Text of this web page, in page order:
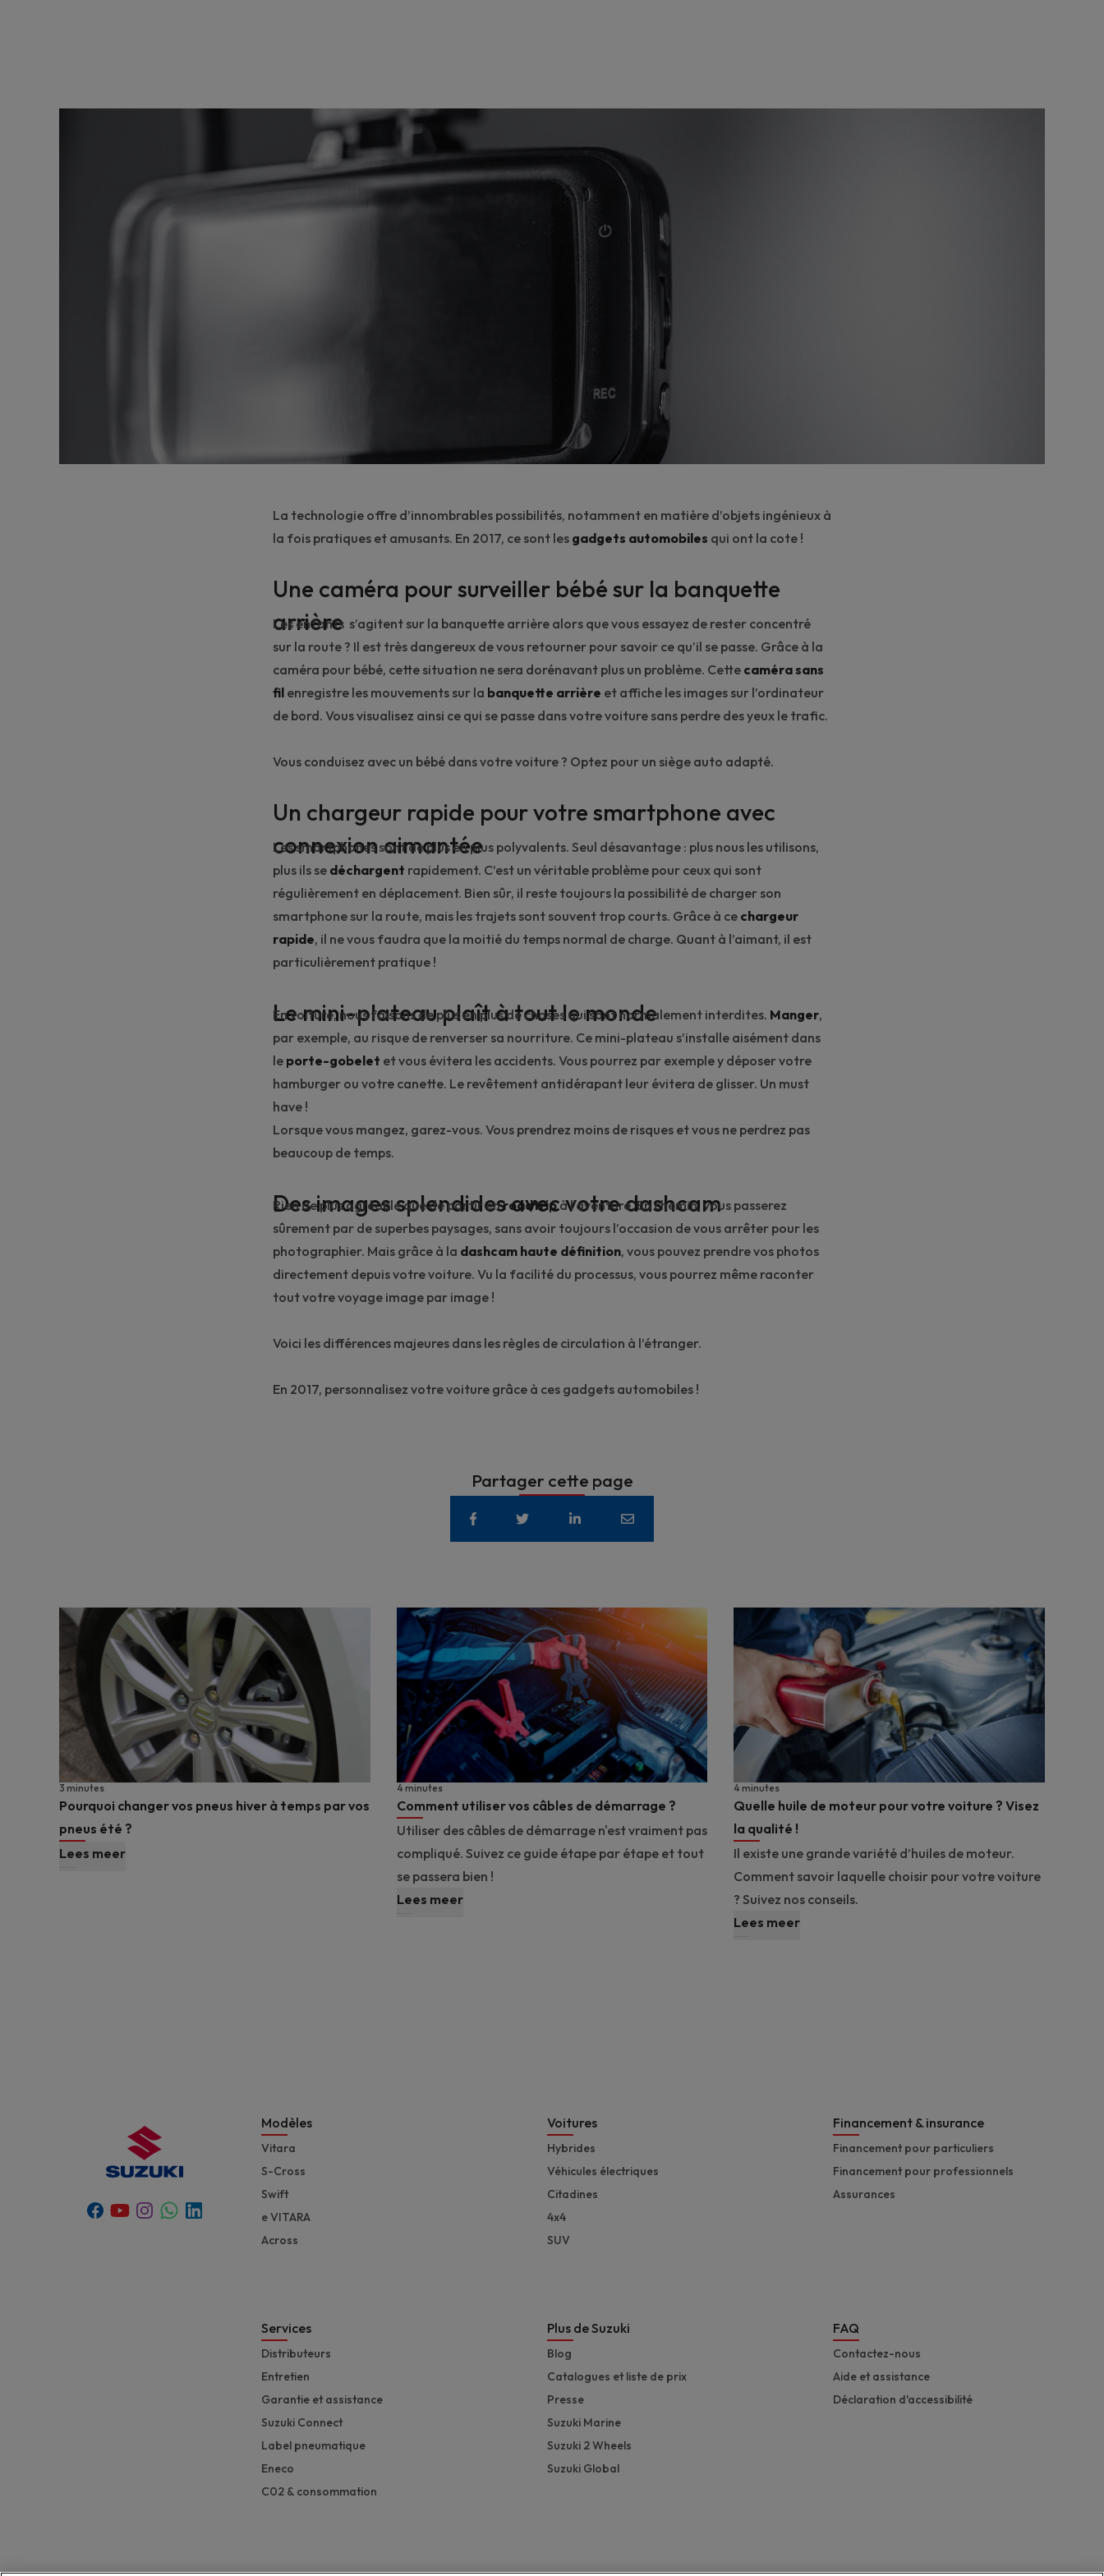
La technologie offre d’innombrables possibilités, notamment en matière d’objets ingénieux à
la fois pratiques et amusants. En 2017, ce sont les gadgets automobiles qui ont la cote !
Une caméra pour surveiller bébé sur la banquette
arrière
Les enfants s’agitent sur la banquette arrière alors que vous essayez de rester concentré
sur la route ? Il est très dangereux de vous retourner pour savoir ce qu’il se passe. Grâce à la
caméra pour bébé, cette situation ne sera dorénavant plus un problème. Cette caméra sans
fil enregistre les mouvements sur la banquette arrière et affiche les images sur l’ordinateur
de bord. Vous visualisez ainsi ce qui se passe dans votre voiture sans perdre des yeux le trafic.
Vous conduisez avec un bébé dans votre voiture ? Optez pour un siège auto adapté.
Un chargeur rapide pour votre smartphone avec
connexion aimantée
Les smartphones sont de plus en plus polyvalents. Seul désavantage : plus nous les utilisons,
plus ils se déchargent rapidement. C’est un véritable problème pour ceux qui sont
régulièrement en déplacement. Bien sûr, il reste toujours la possibilité de charger son
smartphone sur la route, mais les trajets sont souvent trop courts. Grâce à ce chargeur
rapide, il ne vous faudra que la moitié du temps normal de charge. Quant à l’aimant, il est
particulièrement pratique !
Le mini-plateau plaît à tout le monde
En voiture, nous faisons de plus en plus de choses qui sont normalement interdites. Manger,
par exemple, au risque de renverser sa nourriture. Ce mini-plateau s’installe aisément dans
le porte-gobelet et vous évitera les accidents. Vous pourrez par exemple y déposer votre
hamburger ou votre canette. Le revêtement antidérapant leur évitera de glisser. Un must
have !
Lorsque vous mangez, garez-vous. Vous prendrez moins de risques et vous ne perdrez pas
beaucoup de temps.
Des images splendides avec votre dashcam
Rien de plus agréable que de partir enroadtripà l’aventure. En chemin, vous passerez
sûrement par de superbes paysages, sans avoir toujours l’occasion de vous arrêter pour les
photographier. Mais grâce à la dashcam haute définition, vous pouvez prendre vos photos
directement depuis votre voiture. Vu la facilité du processus, vous pourrez même raconter
tout votre voyage image par image !
Voici les différences majeures dans les règles de circulation à l’étranger.
En 2017, personnalisez votre voiture grâce à ces gadgets automobiles !
Partager cette page
Pourquoi changer vos pneus hiver à temps par vos
pneus été ?
3 minutes
Lees meer
Comment utiliser vos câbles de démarrage ?
4 minutes
Utiliser des câbles de démarrage n'est vraiment pas
compliqué. Suivez ce guide étape par étape et tout
se passera bien !
Lees meer
Quelle huile de moteur pour votre voiture ? Visez
la qualité !
4 minutes
Il existe une grande variété d’huiles de moteur.
Comment savoir laquelle choisir pour votre voiture
? Suivez nos conseils.
Lees meer
Facebook
YoutubeInstagram
Whatsapp
Linkedin
Modèles
Vitara
S-Cross
Swift
e VITARA
Across
Voitures
Hybrides
Véhicules électriques
Citadines
4x4
SUV
Financement & insurance
Financement pour particuliers
Financement pour professionnels
Assurances
Services
Distributeurs
Entretien
Garantie et assistance
Suzuki Connect
Label pneumatique
Eneco
C02 & consommation
Plus de Suzuki
Blog
Catalogues et liste de prix
Presse
Suzuki Marine
Suzuki 2 Wheels
Suzuki Global
FAQ
Contactez-nous
Aide et assistance
Déclaration d'accessibilité